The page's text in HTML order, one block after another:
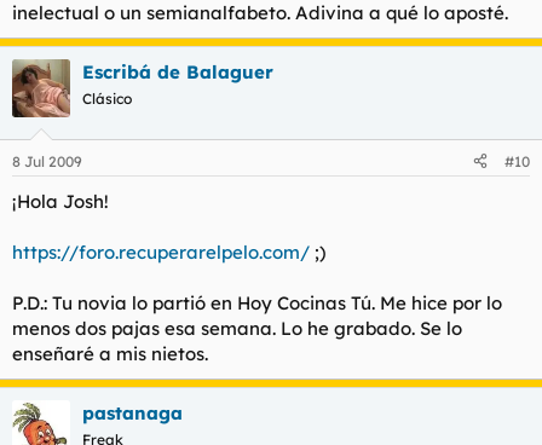
inelectual o un semianalfabeto. Adivina a qué lo aposté.
Escribá de Balaguer
Clásico
8 Jul 2009 #10
¡Hola Josh!
https://foro.recuperarelpelo.com/ ;)
P.D.: Tu novia lo partió en Hoy Cocinas Tú. Me hice por lo
menos dos pajas esa semana. Lo he grabado. Se lo
enseñaré a mis nietos.
pastanaga
Freak